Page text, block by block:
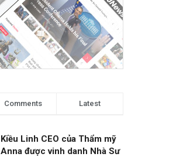
Comments Latest
Kiều Linh CEO của Thẩm mỹ
Anna được vinh danh Nhà Sư